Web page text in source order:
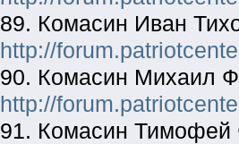
89. Комасин Иван
http://
90. Комасин Михаил
http://
91. Комасин